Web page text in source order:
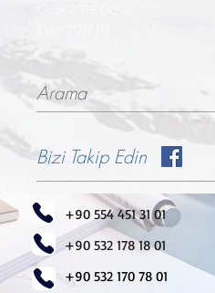
Arama
Bizi Takip Edin
+90 554 451 31 01
+90 532 178 18 01
+90 532 170 78 01